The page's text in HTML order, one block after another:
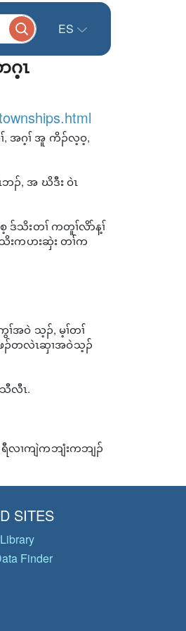
ES
ၤ
အဂ့ၢ် အူ ကိၣ်လ့ဝ့,
, အ ဃိဒီး ဝဲၤ
ဒ်သိးတၢ် ကတူၢ်လိာ်န့ၢ်
းကဟးဆှဲး တၢ်က
အဝဲ သ့ၣ်, မ့ၢ်တၢ်
ဖၣ်တလဲၤဆှၢအဝဲသ့ၣ်
လီၤ.
လၢကျဲကဘျံးကဘျၣ်
SITES
Finder